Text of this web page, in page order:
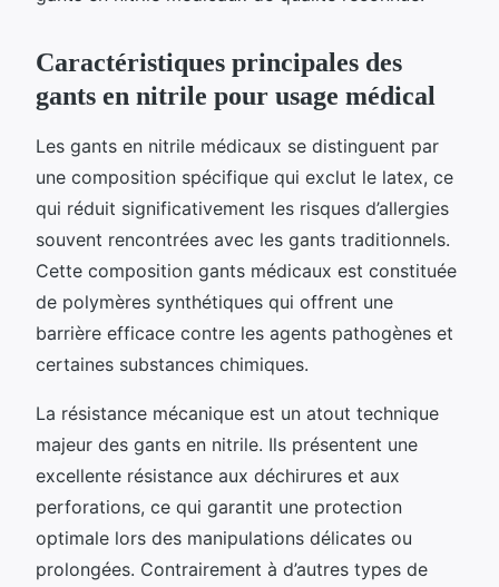
Caractéristiques principales des
gants en nitrile pour usage médical
Les gants en nitrile médicaux se distinguent par
une composition spécifique qui exclut le latex, ce
qui réduit significativement les risques d’allergies
souvent rencontrées avec les gants traditionnels.
Cette composition gants médicaux est constituée
de polymères synthétiques qui offrent une
barrière efficace contre les agents pathogènes et
certaines substances chimiques.
La résistance mécanique est un atout technique
majeur des gants en nitrile. Ils présentent une
excellente résistance aux déchirures et aux
perforations, ce qui garantit une protection
optimale lors des manipulations délicates ou
prolongées. Contrairement à d’autres types de